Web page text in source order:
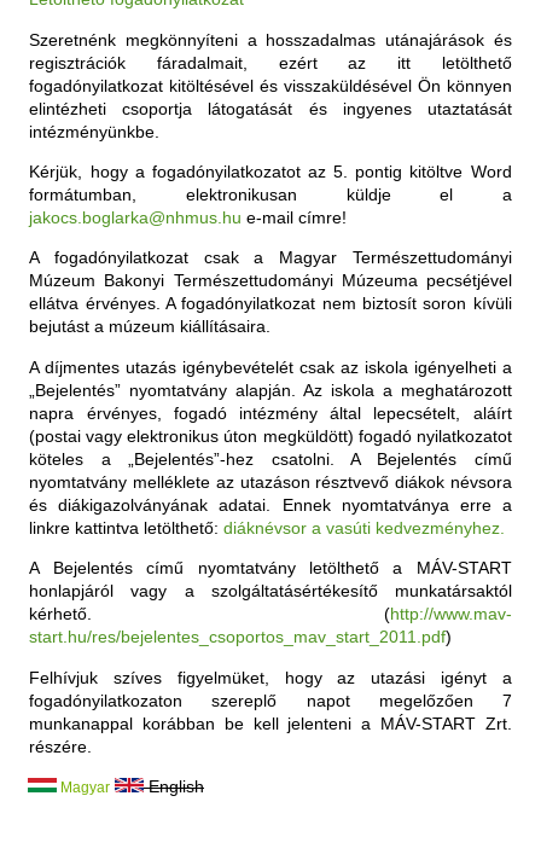
Szeretnénk megkönnyíteni a hosszadalmas utánajárások és
regisztrációk fáradalmait, ezért az itt letölthető
fogadónyilatkozat kitöltésével és visszaküldésével Ön könnyen
elintézheti csoportja látogatását és ingyenes utaztatását
intézményünkbe.
Kérjük, hogy a fogadónyilatkozatot az 5. pontig kitöltve Word
formátumban, elektronikusan küldje el a
jakocs.boglarka@nhmus.hu e-mail címre!
A fogadónyilatkozat csak a Magyar Természettudományi
Múzeum Bakonyi Természettudományi Múzeuma pecsétjével
ellátva érvényes. A fogadónyilatkozat nem biztosít soron kívüli
bejutást a múzeum kiállításaira.
A díjmentes utazás igénybevételét csak az iskola igényelheti a
„Bejelentés” nyomtatvány alapján. Az iskola a meghatározott
napra érvényes, fogadó intézmény által lepecsételt, aláírt
(postai vagy elektronikus úton megküldött) fogadó nyilatkozatot
köteles a „Bejelentés”-hez csatolni. A Bejelentés című
nyomtatvány melléklete az utazáson résztvevő diákok névsora
és diákigazolványának adatai. Ennek nyomtatványa erre a
linkre kattintva letölthető:diáknévsor a vasúti kedvezményhez.
A Bejelentés című nyomtatvány letölthető a MÁV-START
honlapjáról vagy a szolgáltatásértékesítő munkatársaktól
kérhető. (http://www.mav-
start.hu/res/bejelentes_csoportos_mav_start_2011.pdf)
Felhívjuk szíves figyelmüket, hogy az utazási igényt a
fogadónyilatkozaton szereplő napot megelőzően 7
munkanappal korábban be kell jelenteni a MÁV-START Zrt.
részére.
Magyar English